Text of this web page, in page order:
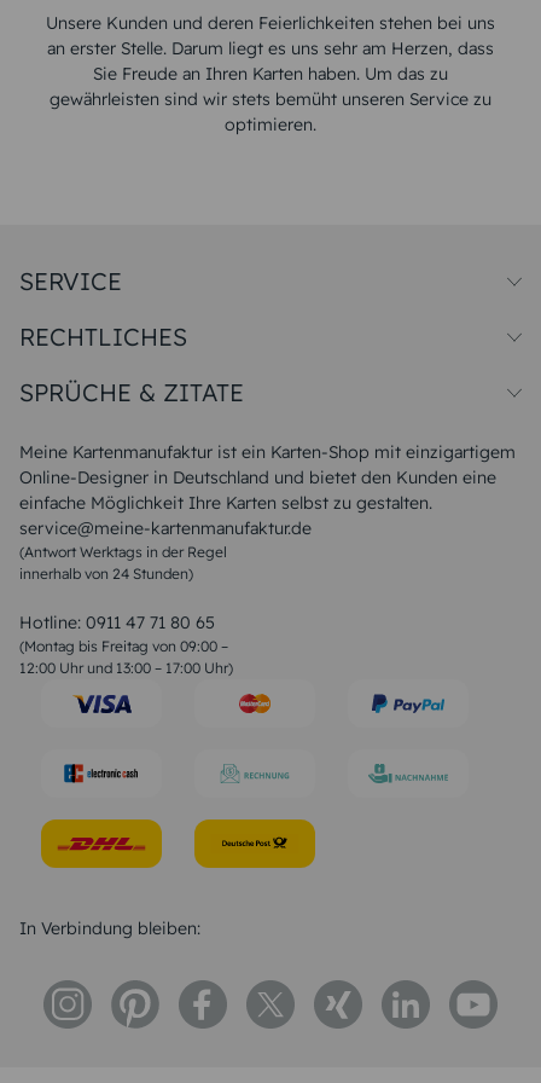
Unsere Kunden und deren Feierlichkeiten stehen bei uns
an erster Stelle. Darum liegt es uns sehr am Herzen, dass
Sie Freude an Ihren Karten haben. Um das zu
gewährleisten sind wir stets bemüht unseren Service zu
optimieren.
Meine Kartenmanufaktur ist ein Karten-Shop mit einzigartigem
Online-Designer in Deutschland und bietet den Kunden eine
einfache Möglichkeit Ihre Karten selbst zu gestalten.
service@meine-kartenmanufaktur.de
(Antwort Werktags in der Regel
innerhalb von 24 Stunden)
Hotline: 0911 47 71 80 65
(Montag bis Freitag von 09:00 –
12:00 Uhr und 13:00 – 17:00 Uhr)
SERVICE
Papiersorten
Unsere Produktion
Magazin
FAQ
RECHTLICHES
Widerrufsbelehrung
SPRÜCHE & ZITATE
Liebeskummer Sprüche
Sommer Sprüche
Muttertagssprüche
Sprüche zur Hochzeit
Sprüche zur Konfirmation & Kommunion
Weihnachtsgedichte
Liebessprüche
Geburtstagssprüche
Trauersprüche
Konfirmation Glückwünsche
In Verbindung bleiben: